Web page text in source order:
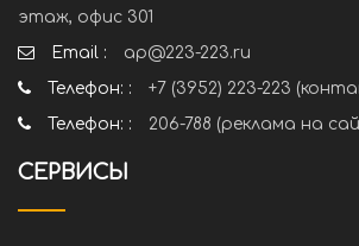
этаж, офис 301
Email :
ap@223-223.ru
Телефон: :
+7 (3952) 223-223
Телефон: :
206-788 (реклама на
СЕРВИСЫ